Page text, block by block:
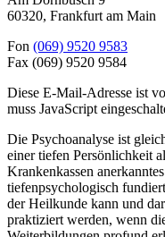
60320, Frankfurt am Main
Fon (069) 9520 9583
Fax (069) 9520 9584
Diese E-Mail-Adresse ist
muss JavaScript
Die Psychoanalyse ist
einer tiefen Persönlichkeit
Krankenkassen
tiefenpsychologisch
der Heilkunde kann und
praktiziert werden, wenn